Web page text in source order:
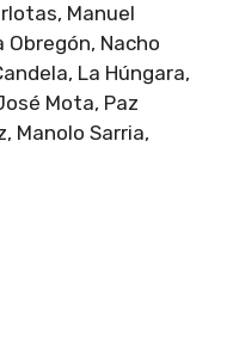
Manuel
Nacho
La Húngara,
Mota, Paz
Manolo Sarria,